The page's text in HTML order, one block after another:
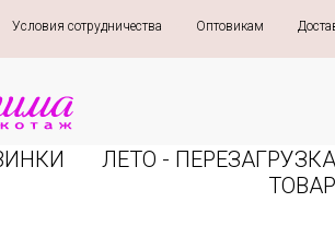
Условия сотрудничества Оптовикам
ЛЕТО -